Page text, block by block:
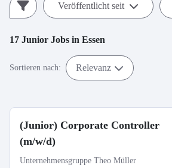
Veröffentlicht seit
17 Junior Jobs in Essen
Sortieren nach: Relevanz
(Junior) Corporate Controller
(m/w/d)
Unternehmensgruppe Theo Müller